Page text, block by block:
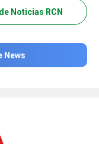
Noticias RCN
News